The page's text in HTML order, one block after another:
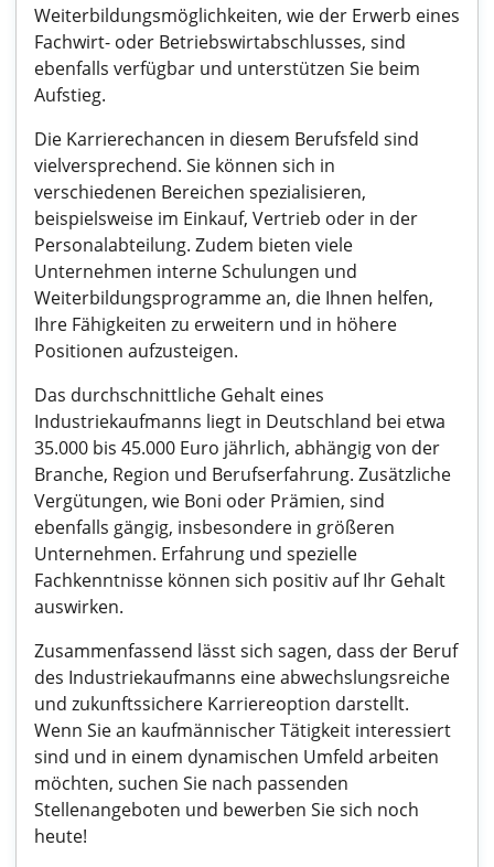
Weiterbildungsmöglichkeiten, wie der Erwerb eines
Fachwirt- oder Betriebswirtabschlusses, sind
ebenfalls verfügbar und unterstützen Sie beim
Aufstieg.
Die Karrierechancen in diesem Berufsfeld sind
vielversprechend. Sie können sich in
verschiedenen Bereichen spezialisieren,
beispielsweise im Einkauf, Vertrieb oder in der
Personalabteilung. Zudem bieten viele
Unternehmen interne Schulungen und
Weiterbildungsprogramme an, die Ihnen helfen,
Ihre Fähigkeiten zu erweitern und in höhere
Positionen aufzusteigen.
Das durchschnittliche Gehalt eines
Industriekaufmanns liegt in Deutschland bei etwa
35.000 bis 45.000 Euro jährlich, abhängig von der
Branche, Region und Berufserfahrung. Zusätzliche
Vergütungen, wie Boni oder Prämien, sind
ebenfalls gängig, insbesondere in größeren
Unternehmen. Erfahrung und spezielle
Fachkenntnisse können sich positiv auf Ihr Gehalt
auswirken.
Zusammenfassend lässt sich sagen, dass der Beruf
des Industriekaufmanns eine abwechslungsreiche
und zukunftssichere Karriereoption darstellt.
Wenn Sie an kaufmännischer Tätigkeit interessiert
sind und in einem dynamischen Umfeld arbeiten
möchten, suchen Sie nach passenden
Stellenangeboten und bewerben Sie sich noch
heute!